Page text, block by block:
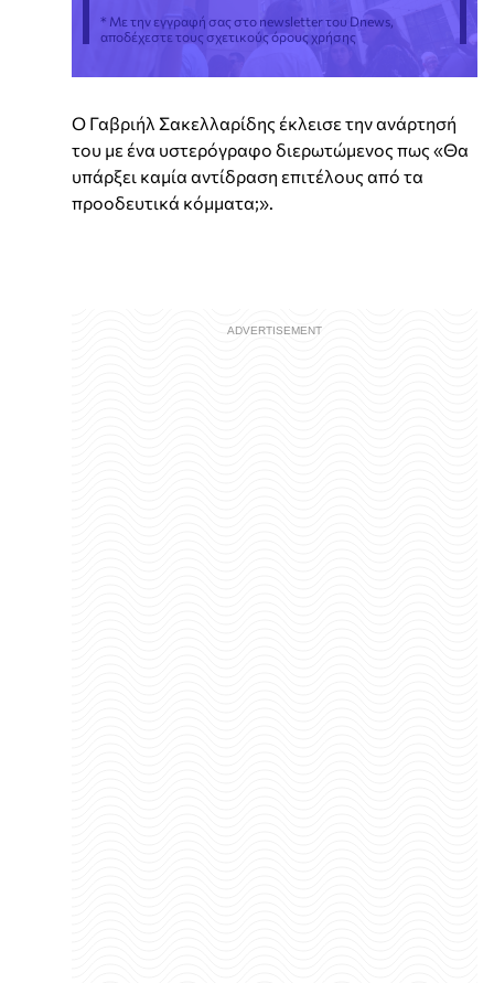
* Με την εγγραφή σας στο newsletter του Dnews,
αποδέχεστε τους σχετικούς όρους χρήσης
Ο Γαβριήλ Σακελλαρίδης έκλεισε την ανάρτησή
του με ένα υστερόγραφο διερωτώμενος πως «Θα
υπάρξει καμία αντίδραση επιτέλους από τα
προοδευτικά κόμματα;».